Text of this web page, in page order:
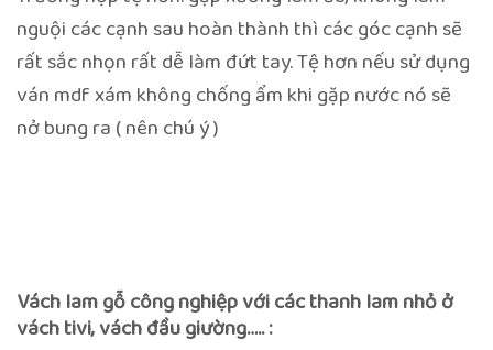
nguội các cạnh sau hoàn thành thì các góc cạnh sẽ
rất sắc nhọn rất dễ làm đứt tay. Tệ hơn nếu sử dụng
ván mdf xám không chống ẩm khi gặp nước nó sẽ
nở bung ra ( nên chú ý )
Vách lam gỗ công nghiệp với các thanh lam nhỏ ở
vách tivi, vách đầu giường…..: